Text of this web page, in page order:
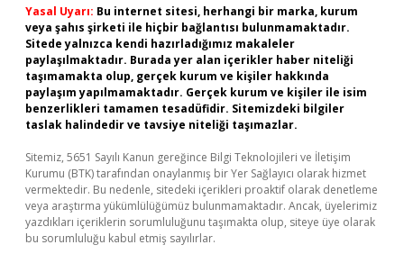
Yasal Uyarı: Bu internet sitesi, herhangi bir marka, kurum
veya şahıs şirketi ile hiçbir bağlantısı bulunmamaktadır.
Sitede yalnızca kendi hazırladığımız makaleler
paylaşılmaktadır. Burada yer alan içerikler haber niteliği
taşımamakta olup, gerçek kurum ve kişiler hakkında
paylaşım yapılmamaktadır. Gerçek kurum ve kişiler ile isim
benzerlikleri tamamen tesadüfidir. Sitemizdeki bilgiler
taslak halindedir ve tavsiye niteliği taşımazlar.
Sitemiz, 5651 Sayılı Kanun gereğince Bilgi Teknolojileri ve İletişim
Kurumu (BTK) tarafından onaylanmış bir Yer Sağlayıcı olarak hizmet
vermektedir. Bu nedenle, sitedeki içerikleri proaktif olarak denetleme
veya araştırma yükümlülüğümüz bulunmamaktadır. Ancak, üyelerimiz
yazdıkları içeriklerin sorumluluğunu taşımakta olup, siteye üye olarak
bu sorumluluğu kabul etmiş sayılırlar.